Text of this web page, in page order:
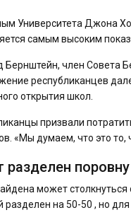
Университета Джона
самым высоким
член Совета
республиканцев
открытия школ.
призвали
«Мы думаем, что это то,
разделен поровну
может
разделен на 50-50 , но